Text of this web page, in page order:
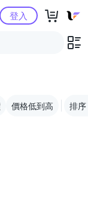
心
登入
價格低到高 排序